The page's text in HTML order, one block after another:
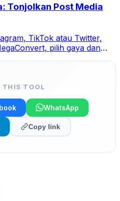
Tonjolkan Post Media
TikTok atau Twitter,
pilih gaya dan
THIS TOOL
WhatsApp
Copy link